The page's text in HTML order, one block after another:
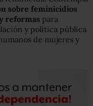
sobre feminicidios
reformas para
y política pública
de mujeres y